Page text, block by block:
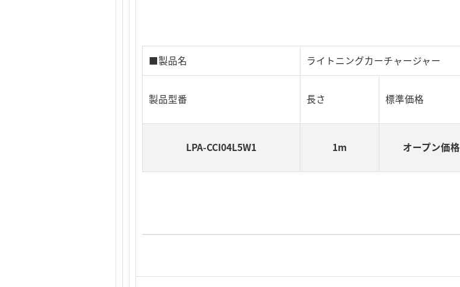
■製品名 ライトニングカーチャージャー
製品型番 長さ 標準価格
LPA-CCI04L5W1 1m オープン価格